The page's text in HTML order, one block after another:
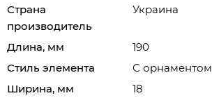
Страна
производитель
Украина
Длина, мм
190
Стиль элемента
С орнаментом
Ширина, мм
18